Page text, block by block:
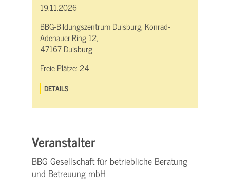
19.11.2026
BBG-Bildungszentrum Duisburg, Konrad-
Adenauer-Ring 12,
47167 Duisburg
Freie Plätze:24
DETAILS
Veranstalter
BBG Gesellschaft für betriebliche Beratung
und Betreuung mbH